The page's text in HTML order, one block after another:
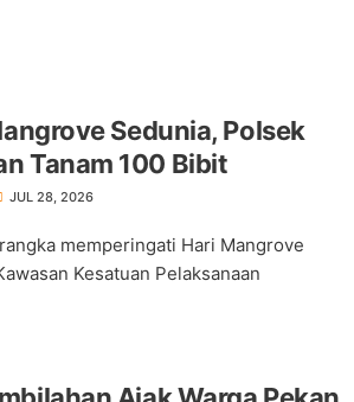
Sedunia, Polsek
Tanam 100 Bibit
JUL 28, 2026
memperingati Hari Mangrove
Kesatuan Pelaksanaan